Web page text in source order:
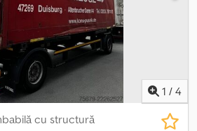
1 / 4
cu structură